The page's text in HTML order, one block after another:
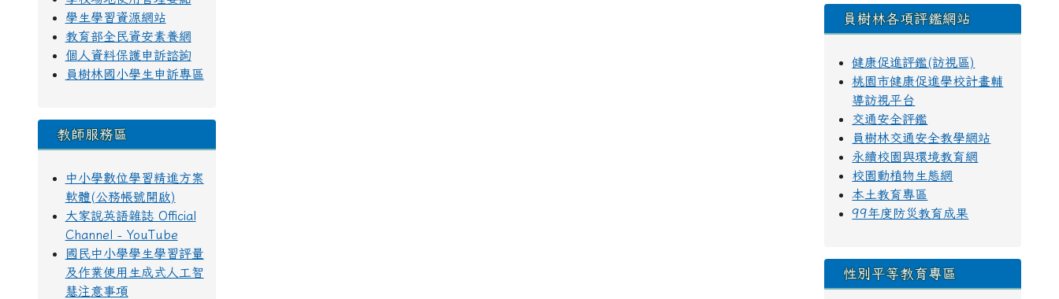
學生學習資源網站
教育部全民資安素養網
個人資料保護申訴諮詢
員樹林國小學生申訴專區
教師服務區
中小學數位學習精進方案
軟體(公務帳號開啟)
大家說英語雜誌 Official
Channel - YouTube
國民中小學學生學習評量
及作業使用生成式人工智
慧注意事項
員樹林各項評鑑網站
健康促進評鑑(訪視區)
桃園市健康促進學校計畫輔
導訪視平台
交通安全評鑑
員樹林交通安全教學網站
永續校園與環境教育網
校園動植物生態網
本土教育專區
99年度防災教育成果
性別平等教育專區